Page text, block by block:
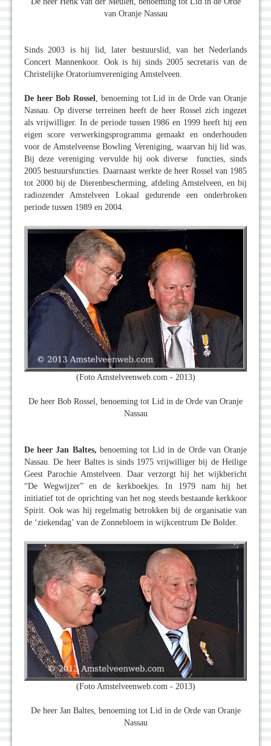
van Oranje Nassau
Sinds 2003 is hij lid, later bestuurslid, van het Nederlands
Concert Mannenkoor. Ook is hij sinds 2005 secretaris van de
Christelijke Oratoriumvereniging Amstelveen.
De heer Bob Rossel, benoeming tot Lid in de Orde van Oranje
Nassau. Op diverse terreinen heeft de heer Rossel zich ingezet
als vrijwilliger. In de periode tussen 1986 en 1999 heeft hij een
eigen score verwerkingsprogramma gemaakt en onderhouden
voor de Amstelveense Bowling Vereniging, waarvan hij lid was.
Bij deze vereniging vervulde hij ook diverse functies, sinds
2005 bestuursfuncties. Daarnaast werkte de heer Rossel van 1985
tot 2000 bij de Dierenbescherming, afdeling Amstelveen, en bij
radiozender Amstelveen Lokaal gedurende een onderbroken
periode tussen 1989 en 2004.
(Foto Amstelveenweb.com - 2013)
De heer Bob Rossel, benoeming tot Lid in de Orde van Oranje
Nassau
De heer Jan Baltes, benoeming tot Lid in de Orde van Oranje
Nassau. De heer Baltes is sinds 1975 vrijwilliger bij de Heilige
Geest Parochie Amstelveen. Daar verzorgt hij het wijkbericht
“De Wegwijzer” en de kerkboekjes. In 1979 nam hij het
initiatief tot de oprichting van het nog steeds bestaande kerkkoor
Spirit. Ook was hij regelmatig betrokken bij de organisatie van
de ‘ziekendag’ van de Zonnebloem in wijkcentrum De Bolder.
(Foto Amstelveenweb.com - 2013)
De heer Jan Baltes, benoeming tot Lid in de Orde van Oranje
Nassau